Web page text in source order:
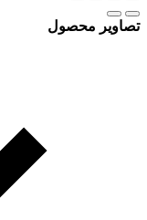
تصاویر محصول